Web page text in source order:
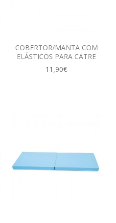
COBERTOR/MANTA COM
ELÁSTICOS PARA CATRE
11,90€